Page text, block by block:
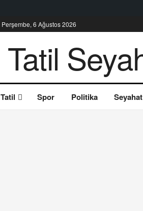
Perşembe, 6 Ağustos 2026
Tatil Spor Politika Seyahat